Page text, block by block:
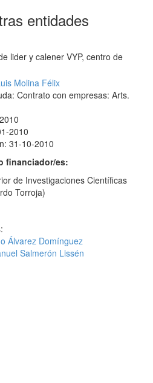
entidades
lider y calener VYP, centro de
Molina Félix
Contrato con empresas: Arts.
2010
31-10-2010
financiador/es:
de Investigaciones Científicas
Torroja)
Álvarez Domínguez
Salmerón Lissén